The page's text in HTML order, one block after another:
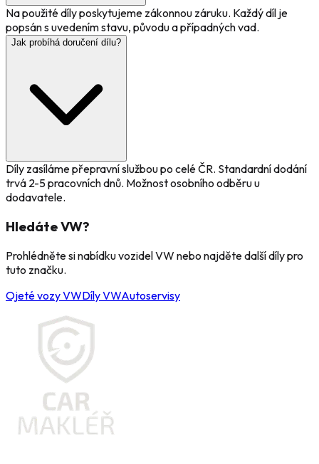
Na použité díly poskytujeme zákonnou záruku. Každý díl je
popsán s uvedením stavu, původu a případných vad.
Jak probíhá doručení dílu?
Díly zasíláme přepravní službou po celé ČR. Standardní dodání
trvá 2-5 pracovních dnů. Možnost osobního odběru u
dodavatele.
HledáteVW?
Prohlédněte si nabídku vozidelVW nebo najděte další díly pro
tuto značku.
Ojeté vozy VWDílyVWAutoservisy